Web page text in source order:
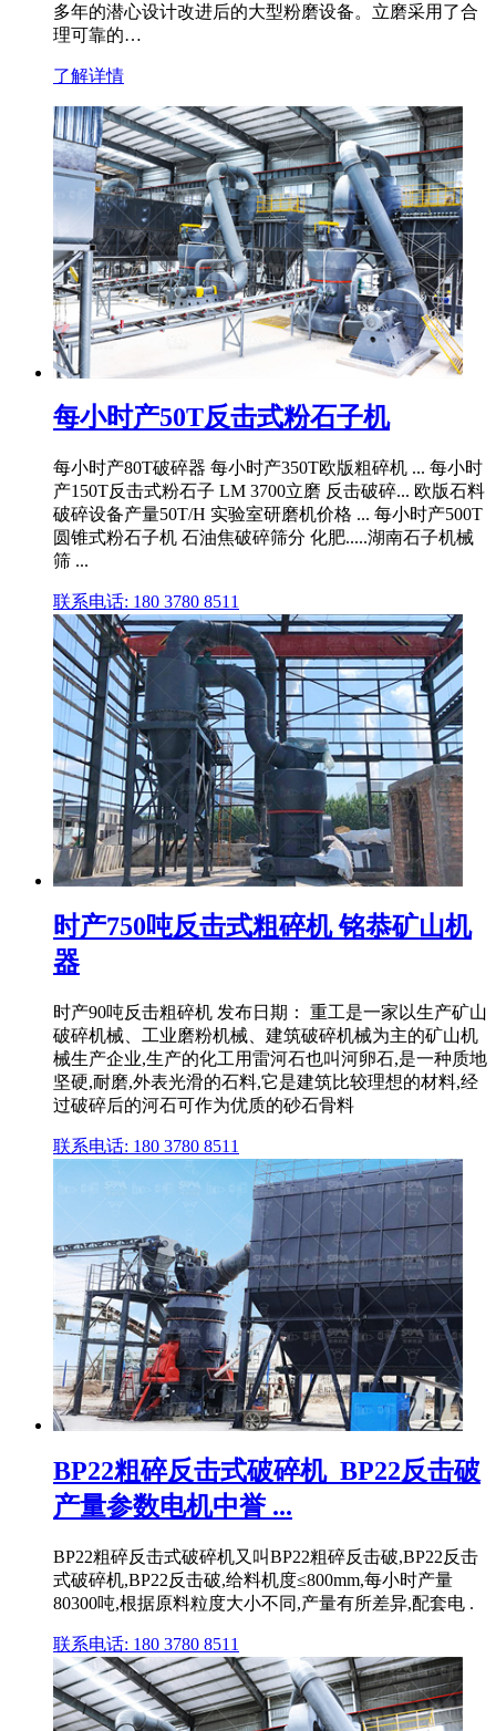
多年的潜心设计改进后的大型粉磨设备。立磨采用了合
理可靠的…
了解详情
每小时产50T反击式粉石子机
每小时产80T破碎器 每小时产350T欧版粗碎机 ... 每小时
产150T反击式粉石子 LM 3700立磨 反击破碎... 欧版石料
破碎设备产量50T/H 实验室研磨机价格 ... 每小时产500T
圆锥式粉石子机 石油焦破碎筛分 化肥.....湖南石子机械
筛 ...
联系电话: 180 3780 8511
时产750吨反击式粗碎机 铭恭矿山机
器
时产90吨反击粗碎机 发布日期： 重工是一家以生产矿山
破碎机械、工业磨粉机械、建筑破碎机械为主的矿山机
械生产企业,生产的化工用雷河石也叫河卵石,是一种质地
坚硬,耐磨,外表光滑的石料,它是建筑比较理想的材料,经
过破碎后的河石可作为优质的砂石骨料
联系电话: 180 3780 8511
BP22粗碎反击式破碎机_BP22反击破
产量参数电机中誉 ...
BP22粗碎反击式破碎机又叫BP22粗碎反击破,BP22反击
式破碎机,BP22反击破,给料机度≤800mm,每小时产量
80300吨,根据原料粒度大小不同,产量有所差异,配套电 .
联系电话: 180 3780 8511